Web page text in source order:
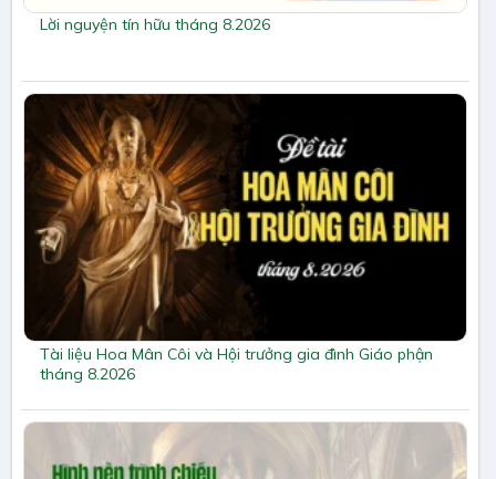
Lời nguyện tín hữu tháng 8.2026
Tài liệu Hoa Mân Côi và Hội trưởng gia đình Giáo phận
tháng 8.2026